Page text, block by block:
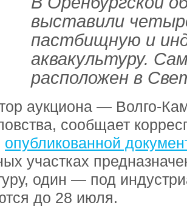
выставили
пастбищную и
аквакультуру.
расположен в
аукциона — Волго-
сообщает
опубликованной
участках
один — под
до 28 июля.